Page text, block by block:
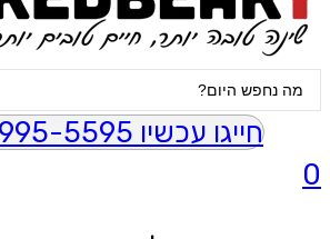
Search
חייגו עכשיו 052-995-5595
0